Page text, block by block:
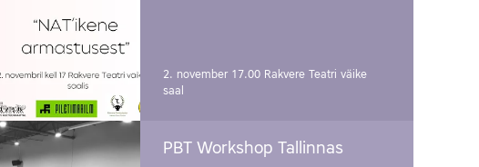
2. november 17.00 Rakvere Teatri väike
saal
PBT Workshop Tallinnas